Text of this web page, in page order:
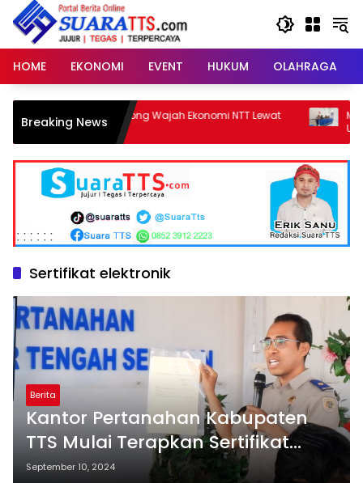
Langsung
konten
HOME
EKONOMI EVENT HUKUM OLAHRAGA
Breaking News
Meneropong Wajah Ekonomi NTT Lewat
SE 2026
Meriahkan
Utara
Parade
Sertifikat elektronik
Berita
Kantor Pertanahan Kabupaten
TTS Mulai Terapkan Sertifikat
Tanah Elektronik
September 10, 2024